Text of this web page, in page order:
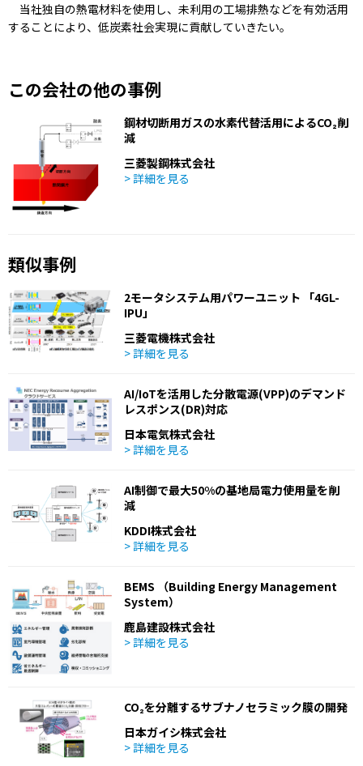
当社独自の熱電材料を使用し、未利用の工場排熱などを有効活用
することにより、低炭素社会実現に貢献していきたい。
この会社の他の事例
鋼材切断用ガスの水素代替活用によるCO₂削
減
三菱製鋼株式会社
> 詳細を見る
類似事例
2モータシステム用パワーユニット 「4GL-
IPU」
三菱電機株式会社
> 詳細を見る
AI/IoTを活用した分散電源(VPP)のデマンド
レスポンス(DR)対応
日本電気株式会社
> 詳細を見る
AI制御で最大50%の基地局電力使用量を削
減
KDDI株式会社
> 詳細を見る
BEMS （Building Energy Management
System）
鹿島建設株式会社
> 詳細を見る
CO₂を分離するサブナノセラミック膜の開発
日本ガイシ株式会社
> 詳細を見る